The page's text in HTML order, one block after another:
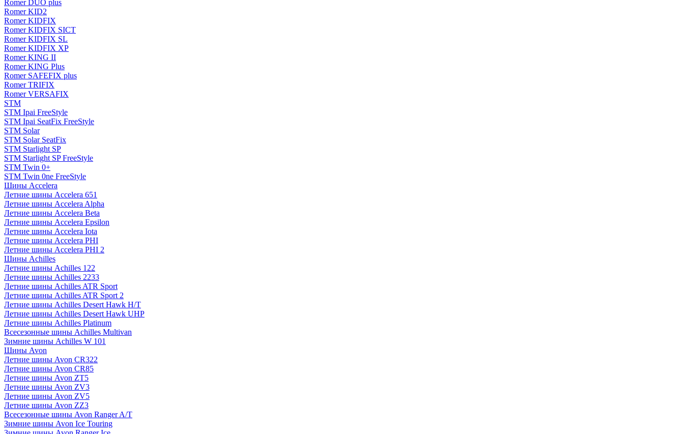
Romer DUO plus
Romer KID2
Romer KIDFIX
Romer KIDFIX SICT
Romer KIDFIX SL
Romer KIDFIX XP
Romer KING II
Romer KING Plus
Romer SAFEFIX plus
Romer TRIFIX
Romer VERSAFIX
STM
STM Ipai FreeStyle
STM Ipai SeatFix FreeStyle
STM Solar
STM Solar SeatFix
STM Starlight SP
STM Starlight SP FreeStyle
STM Twin 0+
STM Twin 0ne FreeStyle
Шины Accelera
Летние шины Accelera 651
Летние шины Accelera Alpha
Летние шины Accelera Beta
Летние шины Accelera Epsilon
Летние шины Accelera Iota
Летние шины Accelera PHI
Летние шины Accelera PHI 2
Шины Achilles
Летние шины Achilles 122
Летние шины Achilles 2233
Летние шины Achilles ATR Sport
Летние шины Achilles ATR Sport 2
Летние шины Achilles Desert Hawk H/T
Летние шины Achilles Desert Hawk UHP
Летние шины Achilles Platinum
Всесезонные шины Achilles Multivan
Зимние шины Achilles W 101
Шины Avon
Летние шины Avon CR322
Летние шины Avon CR85
Летние шины Avon ZT5
Летние шины Avon ZV3
Летние шины Avon ZV5
Летние шины Avon ZZ3
Всесезонные шины Avon Ranger A/T
Зимние шины Avon Ice Touring